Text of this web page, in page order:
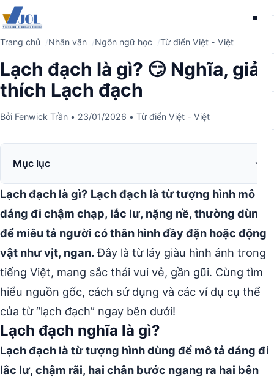
Trang chủ Nhân văn Ngôn ngữ học Từ điển Việt - Việt
Lạch đạch là gì? 😏 Nghĩa, giải
thích Lạch đạch
Bởi Fenwick Trần • 23/01/2026 • Từ điển Việt - Việt
Mục lục
Lạch đạch là gì? Lạch đạch là từ tượng hình mô tả
dáng đi chậm chạp, lắc lư, nặng nề, thường dùng
để miêu tả người có thân hình đầy đặn hoặc động
vật như vịt, ngan.Đây là từ láy giàu hình ảnh trong
tiếng Việt, mang sắc thái vui vẻ, gần gũi. Cùng tìm
hiểu nguồn gốc, cách sử dụng và các ví dụ cụ thể
của từ “lạch đạch” ngay bên dưới!
Lạch đạch nghĩa là gì?
Lạch đạch là từ tượng hình dùng để mô tả dáng đi
lắc lư, chậm rãi, hai chân bước ngang ra hai bên